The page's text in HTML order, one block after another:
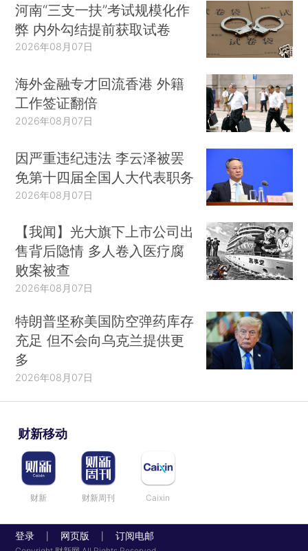
河南“三支一扶”考试规模化作
弊 内外勾结提前获取试卷
2026年08月07日
海外金融专才回流香港 外籍
工作签证翻倍
2026年08月07日
因严重违纪违法 李云泽被罢
免第十四届全国人大代表职务
2026年08月07日
【我闻】光大旗下上市公司出
售背后隐情 多人卷入医疗腐
败案被查
2026年08月07日
特朗普坚称美国防空弹药库存
充足 但不会向乌克兰提供更
多
2026年08月07日
财新移动
财新 财新周刊 Caixin
登录 网页版 订阅电邮